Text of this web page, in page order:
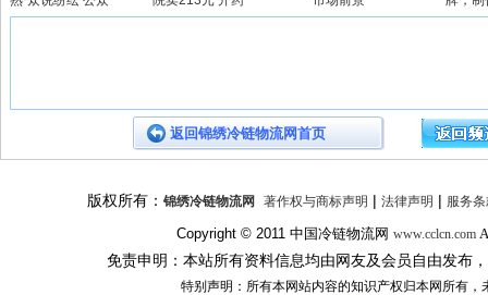
返回锦绣冷链物流网首页
版权所有： 锦绣冷链物流网 著作权与商标声明 | 法律声明 | 服务条
Copyright © 2011 中国冷链物流网 www.cclcn.com
免责申明：本站所有资料信息均由网友及会员自由发布
特别声明：所有本网站内容的知识产权归本网所有